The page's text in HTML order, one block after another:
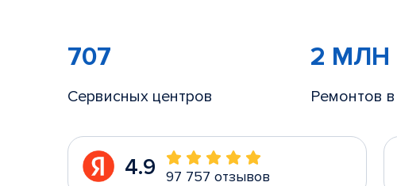
707
Сервисных центров
2 МЛН
Ремонтов
4.9 97 757 отзывов